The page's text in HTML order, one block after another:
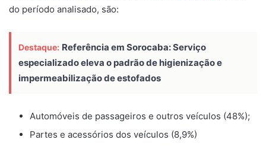
do período analisado, são:
Destaque: Referência em Sorocaba: Serviço
especializado eleva o padrão de higienização e
impermeabilização de estofados
Automóveis de passageiros e outros veículos (48%);
Partes e acessórios dos veículos (8,9%)